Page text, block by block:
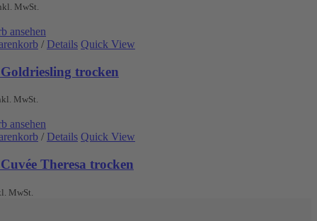
MwSt.
ansehen
/ Details Quick View
trocken
MwSt.
ansehen
/ Details Quick View
Theresa trocken
MwSt.